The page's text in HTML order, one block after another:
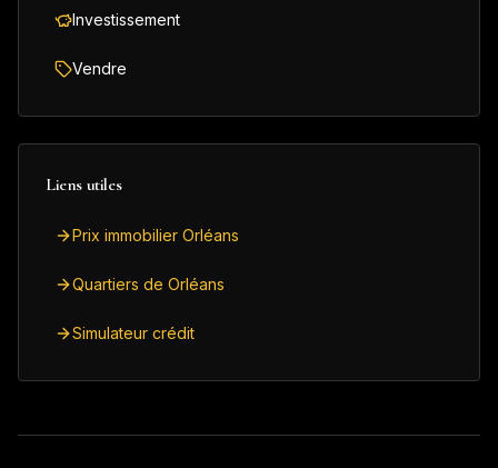
Investissement
Vendre
Liens utiles
Prix immobilier Orléans
Quartiers de Orléans
Simulateur crédit